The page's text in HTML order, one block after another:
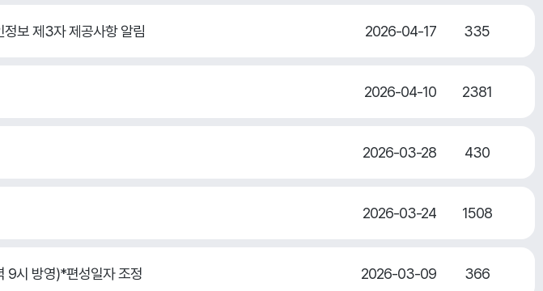
보 제3자 제공사항 알림 2026-04-17 335
2026-04-10 2381
2026-03-28 430
2026-03-24 1508
9시 방영)*편성일자 조정 2026-03-09 366